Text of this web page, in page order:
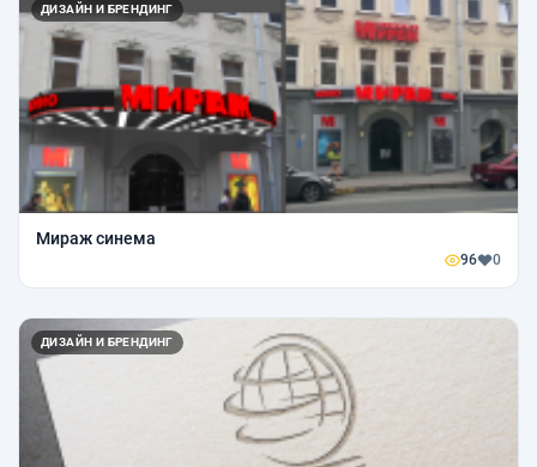
ДИЗАЙН И БРЕНДИНГ
Мираж синема
96 0
ДИЗАЙН И БРЕНДИНГ